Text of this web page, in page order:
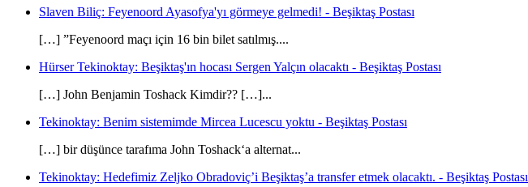
Slaven Biliç: Feyenoord Ayasofya'yı görmeye gelmedi! - Beşiktaş Postası
[…] ”Feyenoord maçı için 16 bin bilet satılmış....
Hürser Tekinoktay: Beşiktaş'ın hocası Sergen Yalçın olacaktı - Beşiktaş Postası
[…] John Benjamin Toshack Kimdir?? […]...
Tekinoktay: Benim sistemimde Mircea Lucescu yoktu - Beşiktaş Postası
[…] bir düşünce tarafıma John Toshack‘a alternat...
Tekinoktay: Hedefimiz Zeljko Obradoviç’i Beşiktaş’a transfer etmek olacaktı. - Beşiktaş Postası